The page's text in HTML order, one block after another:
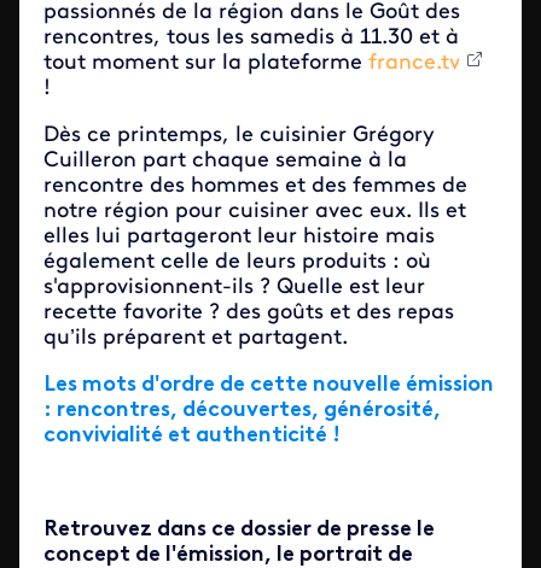
passionnés de la région dans le Goût des
rencontres, tous les samedis à 11.30 et à
tout moment sur la plateforme france.tv
!
Dès ce printemps, le cuisinier Grégory
Cuilleron part chaque semaine à la
rencontre des hommes et des femmes de
notre région pour cuisiner avec eux. Ils et
elles lui partageront leur histoire mais
également celle de leurs produits : où
s'approvisionnent-ils ? Quelle est leur
recette favorite ? des goûts et des repas
qu’ils préparent et partagent.
Les mots d'ordre de cette nouvelle émission
: rencontres, découvertes, générosité,
convivialité et authenticité !
Retrouvez dans ce dossier de presse le
concept de l'émission, le portrait de